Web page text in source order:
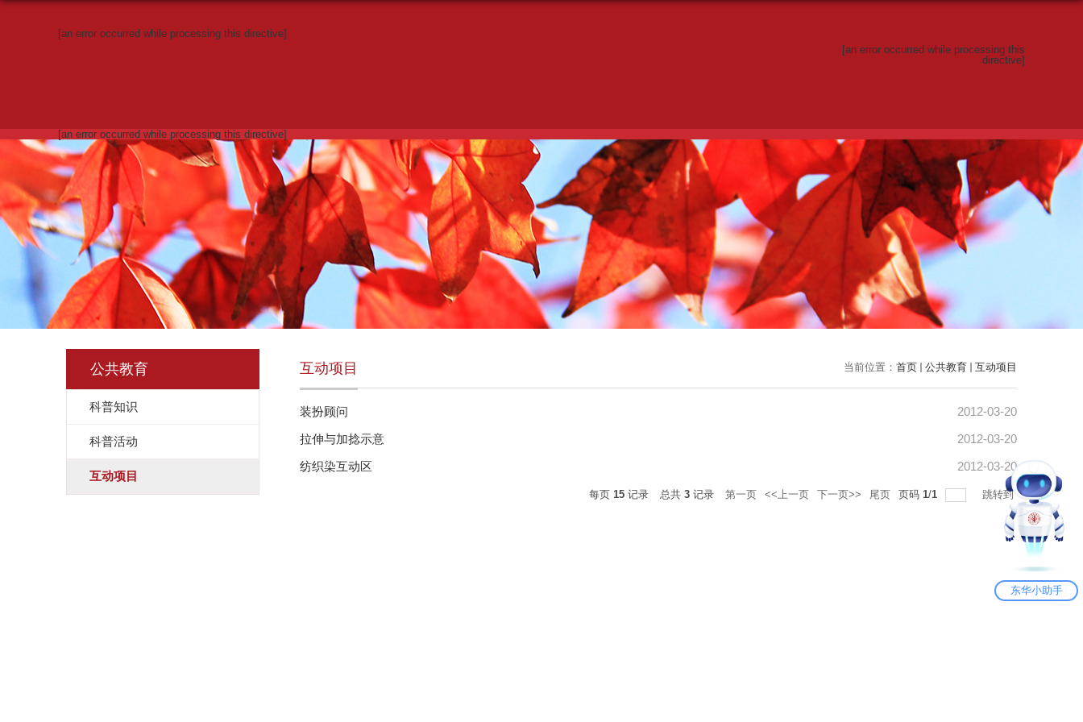
[an error occurred while processing this directive]
[an error occurred while processing this
directive]
[an error occurred while processing this directive]
公共教育
科普知识
科普活动
互动项目
当前位置： 首页 公共教育 互动项目
互动项目
装扮顾问
2012-03-20
拉伸与加捻示意
2012-03-20
纺织染互动区
2012-03-20
每页 15 记录 总共 3 记录 第一页 <<上一页 下一页>> 尾页 页码 1/1 跳转到
东华小助手